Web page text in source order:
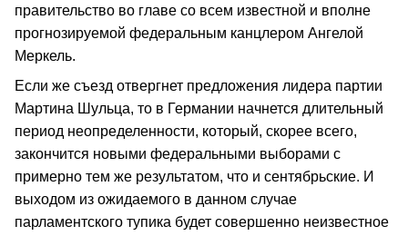
правительство во главе со всем известной и вполне
прогнозируемой федеральным канцлером Ангелой
Меркель.
Если же съезд отвергнет предложения лидера партии
Мартина Шульца, то в Германии начнется длительный
период неопределенности, который, скорее всего,
закончится новыми федеральными выборами с
примерно тем же результатом, что и сентябрьские. И
выходом из ожидаемого в данном случае
парламентского тупика будет совершенно неизвестное